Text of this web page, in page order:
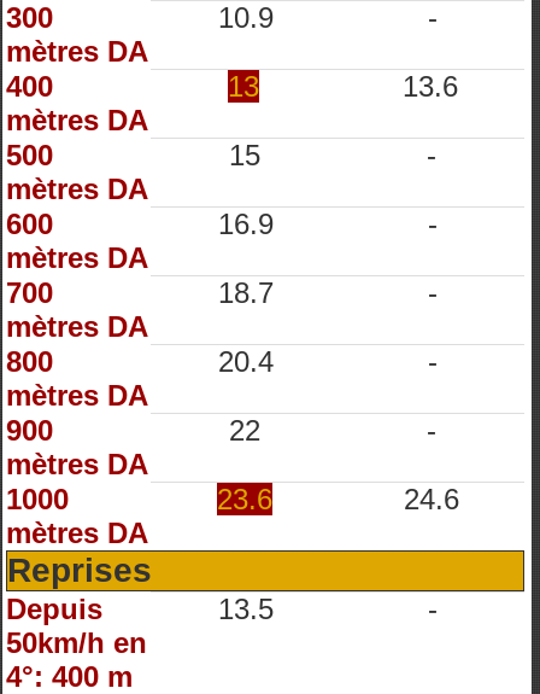
300
mètres DA
10.9 -
400
mètres DA
13 13.6
500
mètres DA
15 -
600
mètres DA
16.9 -
700
mètres DA
18.7 -
800
mètres DA
20.4 -
900
mètres DA
22 -
1000
mètres DA
23.6 24.6
Reprises
Depuis
50km/h en
4°: 400 m
13.5 -